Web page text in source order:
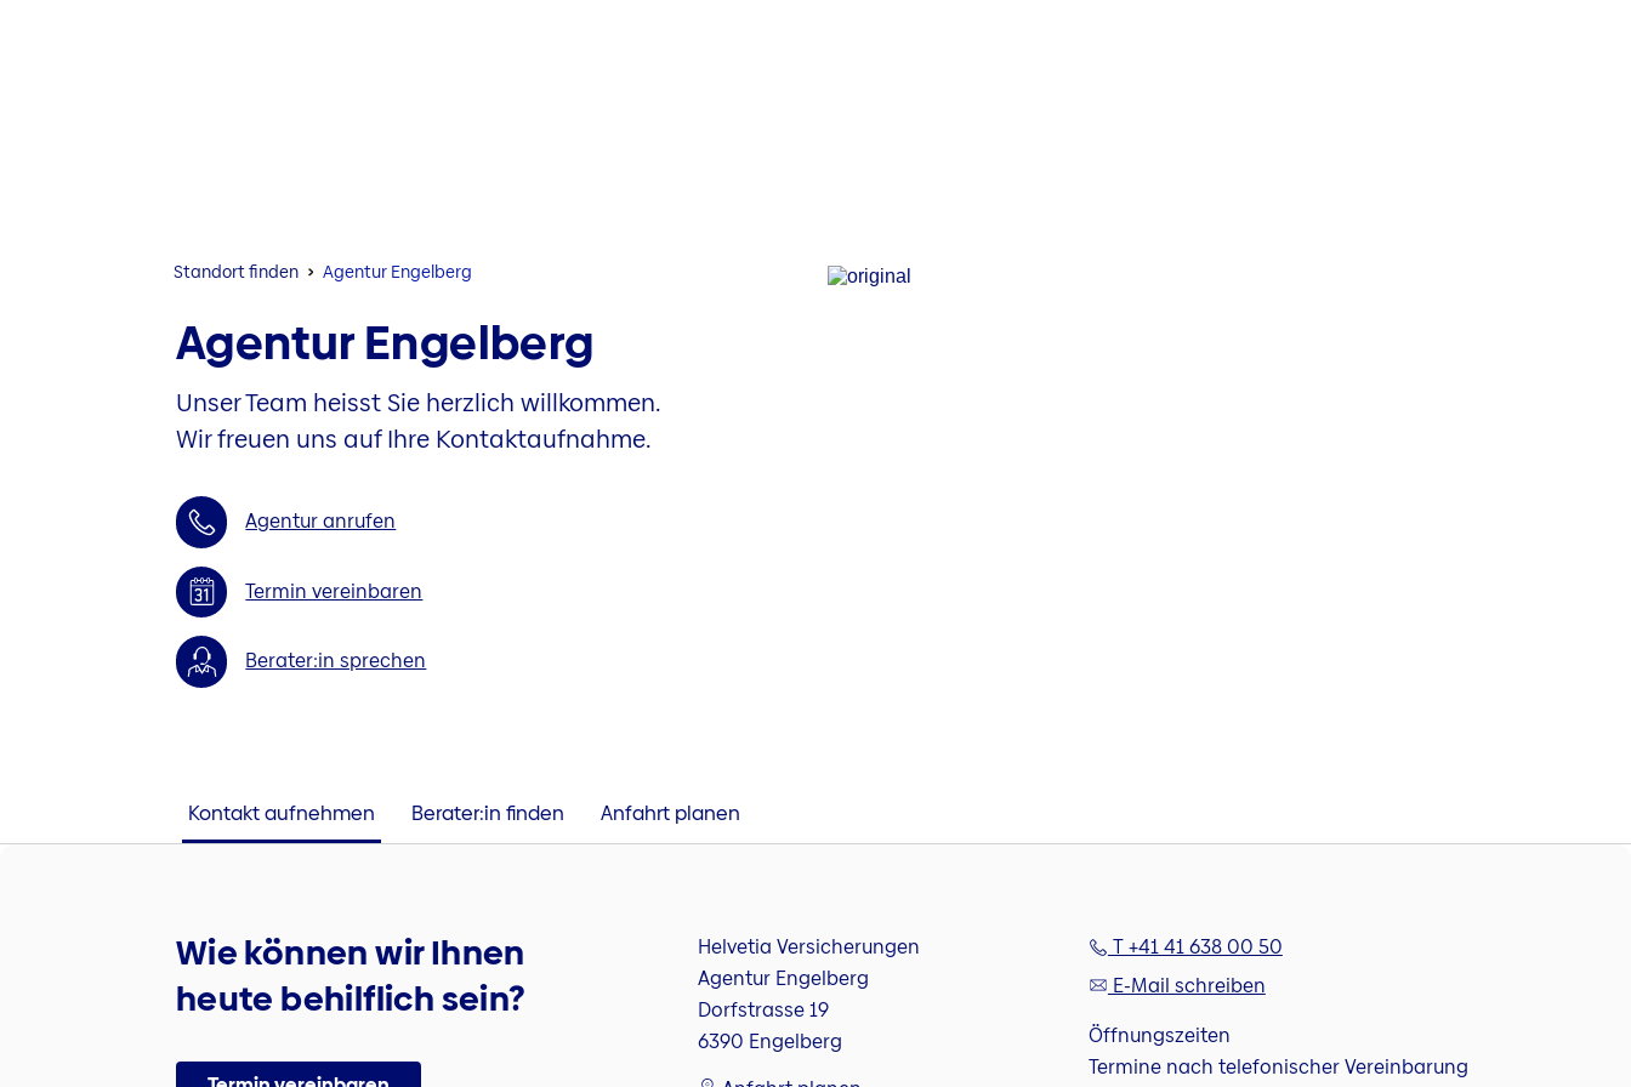
Standort finden Agentur Engelberg
Agentur Engelberg
Unser Team heisst Sie herzlich willkommen.
Wir freuen uns auf Ihre Kontaktaufnahme.
Agentur anrufen
Termin vereinbaren
Berater:in sprechen
Kontakt aufnehmen Berater:in finden Anfahrt planen
Wie können wir Ihnen
heute behilflich sein?
Helvetia Versicherungen
Agentur Engelberg
Dorfstrasse 19
6390 Engelberg
T +41 41 638 00 50
E-Mail schreiben
Öffnungszeiten
Termine nach telefonischer Vereinbarung